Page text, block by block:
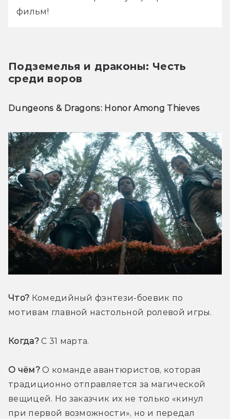
фильм!
Подземелья и драконы: Честь
среди воров
Dungeons & Dragons: Honor Among Thieves
Что? Комедийный фэнтези-боевик по
мотивам главной настольной ролевой игры.
Когда? С 31 марта.
О чём? О команде авантюристов, которая
традиционно отправляется за магической
вещицей. Но заказчик их не только «кинул
при первой возможности», но и передал